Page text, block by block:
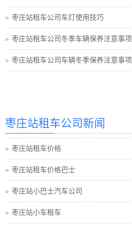
枣庄站租车公司车灯使用技巧
枣庄站租车公司冬季车辆保养注意事项
枣庄站租车公司车辆冬季保养注意事项
枣庄站租车公司新闻
枣庄站汽车租赁公司
枣庄站租车价格
枣庄站租车价格巴士
枣庄站小巴士汽车公司
枣庄站小车租车